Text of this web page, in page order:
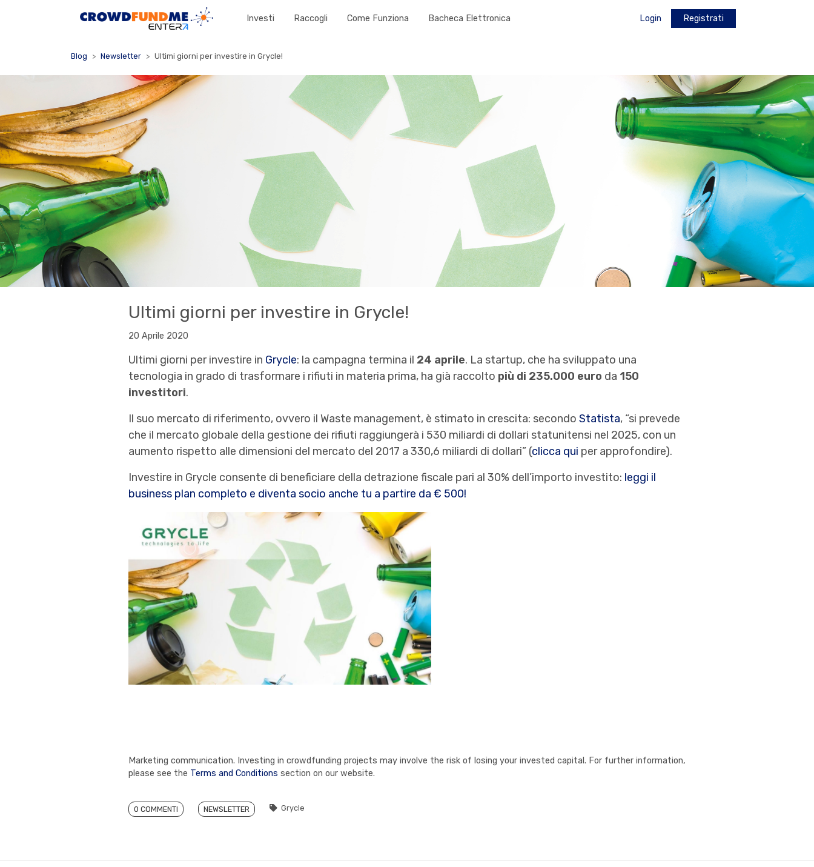
Investi Raccogli Come Funziona Bacheca Elettronica Login Registrati
Blog Newsletter Ultimi giorni per investire in Grycle!
Ultimi giorni per investire in Grycle!
20 Aprile 2020
Ultimi giorni per investire in Grycle: la campagna termina il 24 aprile. La startup, che ha sviluppato una
tecnologia in grado di trasformare i rifiuti in materia prima, ha già raccolto più di 235.000 euro da 150
investitori.
Il suo mercato di riferimento, ovvero il Waste management, è stimato in crescita: secondo Statista, “si prevede
che il mercato globale della gestione dei rifiuti raggiungerà i 530 miliardi di dollari statunitensi nel 2025, con un
aumento rispetto alle dimensioni del mercato del 2017 a 330,6 miliardi di dollari” (clicca qui per approfondire).
Investire in Grycle consente di beneficiare della detrazione fiscale pari al 30% dell’importo investito: leggi il
business plan completo e diventa socio anche tu a partire da € 500!
Marketing communication. Investing in crowdfunding projects may involve the risk of losing your invested capital. For further information,
please see the Terms and Conditions section on our website.
0 COMMENTI NEWSLETTER Grycle